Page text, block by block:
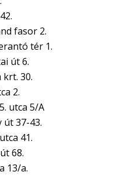
fasor 2.
tér 1.
út 6.
krt. 30.
2.
utca 5/A
út 37-43.
41.
68.
13/a.